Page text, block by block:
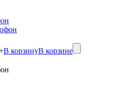
В корзинуВ корзине